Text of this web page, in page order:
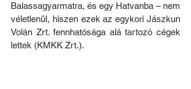
Balassagyarmatra, és egy Hatvanba – nem
véletlenül, hiszen ezek az egykori Jászkun
Volán Zrt. fennhatósága alá tartozó cégek
lettek (KMKK Zrt.).